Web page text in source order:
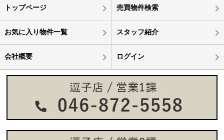
トップページ 売買物件検索
お気に入り物件一覧 スタッフ紹介
会社概要 ログイン